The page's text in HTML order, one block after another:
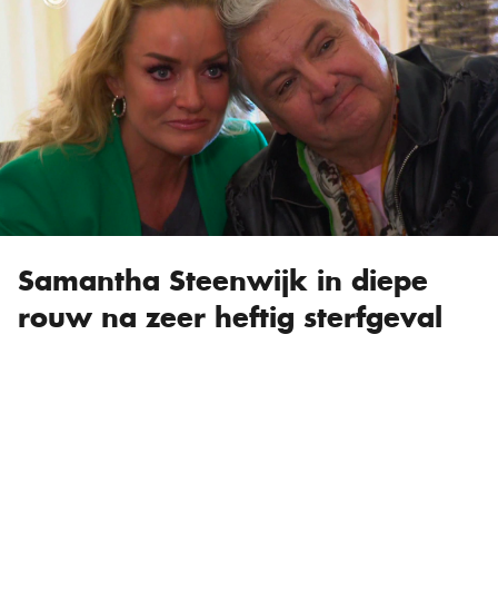
Samantha Steenwijk in diepe
rouw na zeer heftig sterfgeval